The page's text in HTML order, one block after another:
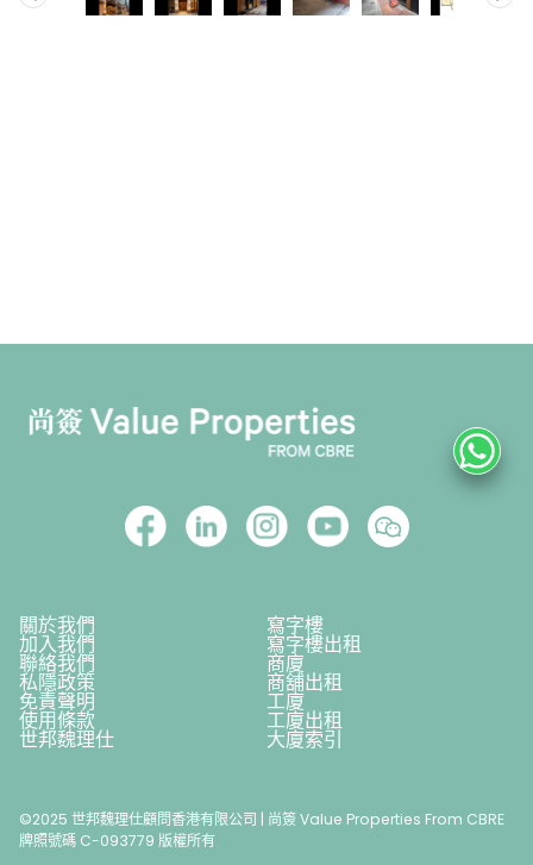
關於我們 寫字樓
加入我們 寫字樓出租
聯絡我們 商廈
私隱政策 商舖出租
免責聲明 工廈
使用條款 工廈出租
世邦魏理仕 大廈索引
©2025 世邦魏理仕顧問香港有限公司 | 尚簽 Value Properties From CBRE
牌照號碼 C-093779 版權所有